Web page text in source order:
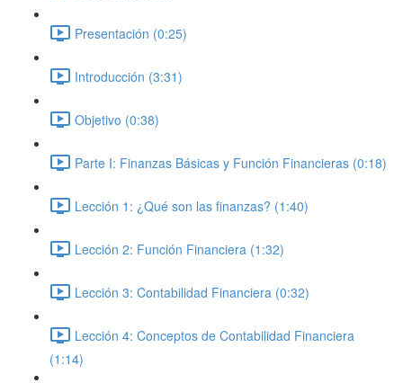
Presentación (0:25)
Introducción (3:31)
Objetivo (0:38)
Parte I: Finanzas Básicas y Función Financieras (0:18)
Lección 1: ¿Qué son las finanzas? (1:40)
Lección 2: Función Financiera (1:32)
Lección 3: Contabilidad Financiera (0:32)
Lección 4: Conceptos de Contabilidad Financiera
(1:14)